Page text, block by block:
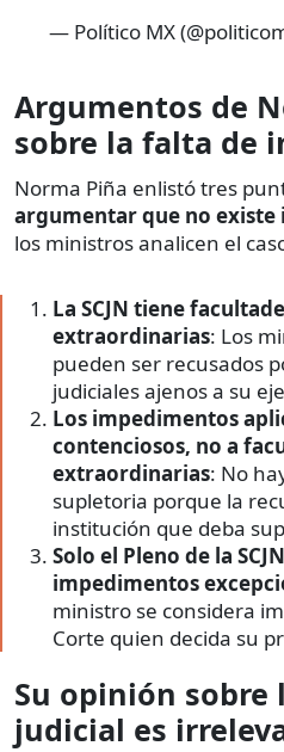
— Político MX
Argumentos de
sobre la falta de
Norma Piña enlistó tres
argumentar que no
los ministros analicen el
La SCJN tiene
extraordinarias: Los
pueden ser recusados
judiciales ajenos a su
Los impedimentos
contenciosos, no a
extraordinarias: No
supletoria porque la
institución que deba
Solo el Pleno de la
impedimentos
ministro se considera
Corte quien decida su
Su opinión sobre
judicial es